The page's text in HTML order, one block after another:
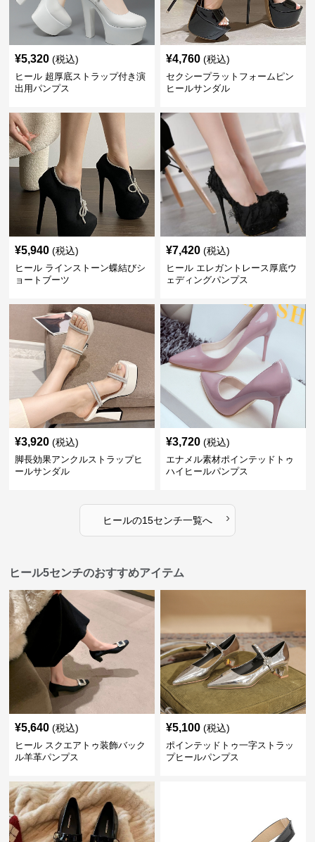
¥5,320 (税込)
ヒール 超厚底ストラップ付き演
出用パンプス
¥4,760 (税込)
セクシープラットフォームピン
ヒールサンダル
¥5,940 (税込)
ヒール ラインストーン蝶結びシ
ョートブーツ
¥7,420 (税込)
ヒール エレガントレース厚底ウ
ェディングパンプス
¥3,920 (税込)
脚長効果アンクルストラップヒ
ールサンダル
¥3,720 (税込)
エナメル素材ポインテッドトゥ
ハイヒールパンプス
ヒールの15センチ一覧へ ›
ヒール5センチのおすすめアイテム
¥5,640 (税込)
ヒール スクエアトゥ装飾バック
ル羊革パンプス
¥5,100 (税込)
ポインテッドトゥ一字ストラッ
プヒールパンプス